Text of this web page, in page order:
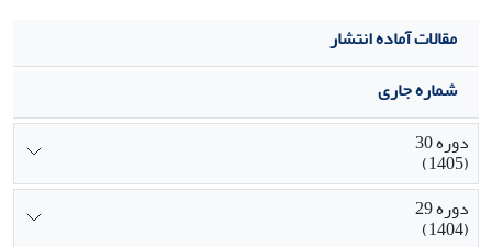
مقالات آماده انتشار
شماره جاری
دوره 30
(1405)
دوره 29
(1404)